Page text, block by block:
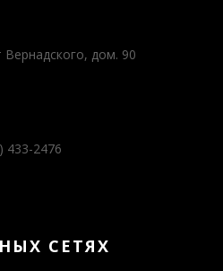
дом. 90
433-2476
СЕТЯХ